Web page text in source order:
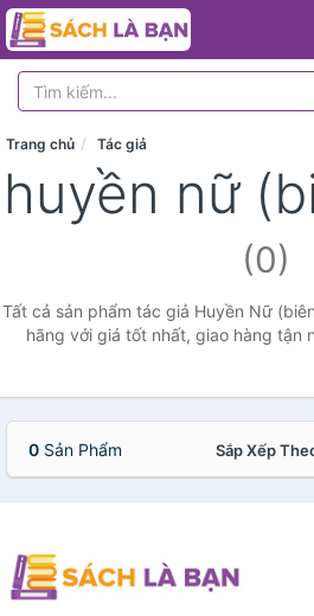
Trang chủ Tác giả
huyền nữ
(0)
Tất cả sản phẩm tác giả Huyền Nữ
hãng với giá tốt nhất, giao hàng tận
0 Sản Phẩm Sắp Xếp